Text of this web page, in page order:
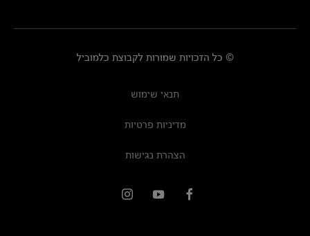
© כל הזכויות שמורות לקבוצת כלמוביל
תנאי שימוש
מדיניות פרטיות
הצהרת נגישות